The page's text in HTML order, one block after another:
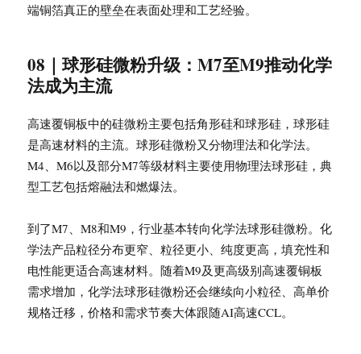
端铜箔真正的壁垒在表面处理和工艺经验。
08｜球形硅微粉升级：M7至M9推动化学
法成为主流
高速覆铜板中的硅微粉主要包括角形硅和球形硅，球形硅
是高速材料的主流。球形硅微粉又分物理法和化学法。
M4、M6以及部分M7等级材料主要使用物理法球形硅，典
型工艺包括熔融法和燃爆法。
到了M7、M8和M9，行业基本转向化学法球形硅微粉。化
学法产品粒径分布更窄、粒径更小、纯度更高，填充性和
电性能更适合高速材料。随着M9及更高级别高速覆铜板
需求增加，化学法球形硅微粉还会继续向小粒径、高单价
规格迁移，价格和需求节奏大体跟随AI高速CCL。